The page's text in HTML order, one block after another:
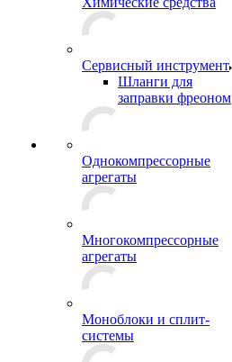
Сервисный инструмент
Шланги для
заправки фреоном
Однокомпрессорные
агрегаты
Многокомпрессорные
агрегаты
Моноблоки и сплит-
системы